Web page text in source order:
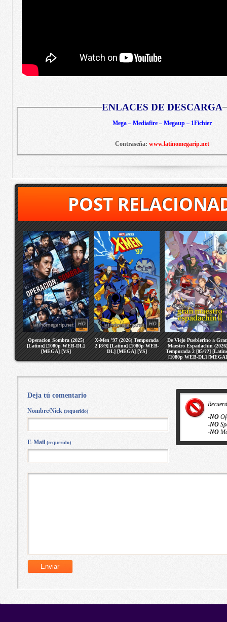
ENLACES DE DESCARGA
Mega – Mediafire – Megaup – 1Fichier
Contraseña: www.latinomegarip.net
POST
Operacion Sombra (2025)
[Latino] [1080p WEB-DL]
[MEGA] [VS]
X-Men ’97 (2026) Temporada
2 [8/9] [Latino] [1080p WEB-
DL] [MEGA] [VS]
De Viejo Pueblerino a
Maestro Espadachin (2026)
Temporada 2 [05/??]
[1080p WEB-DL] [MEGA]
[VS]
-NO
-NO
-NO
Deja tú comentario
Nombre/Nick (requerido)
E-Mail (requerido)